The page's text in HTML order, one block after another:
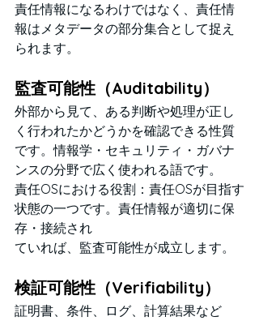
責任情報になるわけではなく、責任情
報はメタデータの部分集合として捉え
られます。
監査可能性（Auditability）
外部から見て、ある判断や処理が正し
く行われたかどうかを確認できる性質
です。情報学・セキュリティ・ガバナ
ンスの分野で広く使われる語です。
責任OSにおける役割：責任OSが目指す
状態の一つです。責任情報が適切に保
存・接続され
ていれば、監査可能性が成立します。
検証可能性（Verifiability）
証明書、条件、ログ、計算結果など